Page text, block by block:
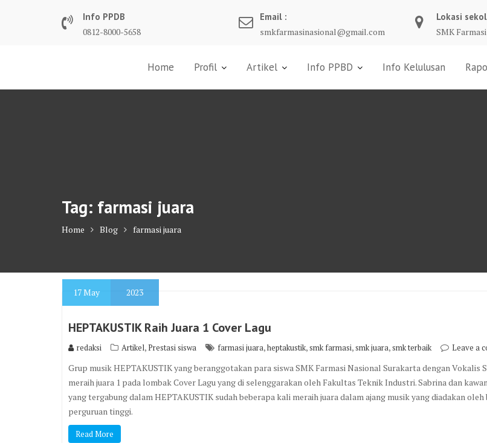
Info PPDB
0812-8000-5658
Email :
smkfarmasinasional@gmail.com
Lokasi
SMK
Home Profil Artikel Info PPBD Info Kelulusan
Tag: farmasi juara
Home Blog farmasi juara
17May 2023
HEPTAKUSTIK Raih Juara 1 Cover Lagu
redaksi Artikel,Prestasi siswa farmasi juara,heptakustik,smk farmasi,smk juara,smk terbaik Leave a
Grup musik HEPTAKUSTIK yang beranggotakan para siswa SMK Farmasi Nasional Surakarta dengan Vokalis
meraih juara 1 pada lombak Cover Lagu yang di selenggarakan oleh Fakultas Teknik Industri. Sabrina dan
yang tergabung dalam HEPTAKUSTIK sudah beberapa kali meraih juara dalam ajang musik yang diadakan oleh
perguruan tinggi.
Read More